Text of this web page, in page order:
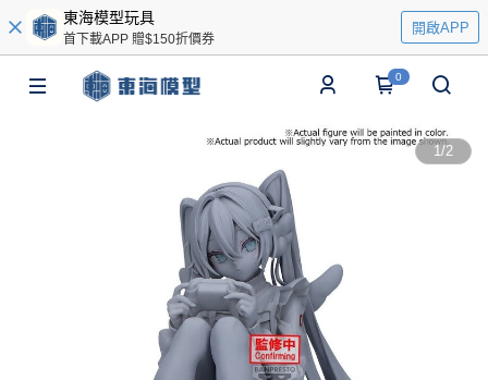
東海模型玩具
首下載APP 贈$150折價券
開啟APP
0
1/2